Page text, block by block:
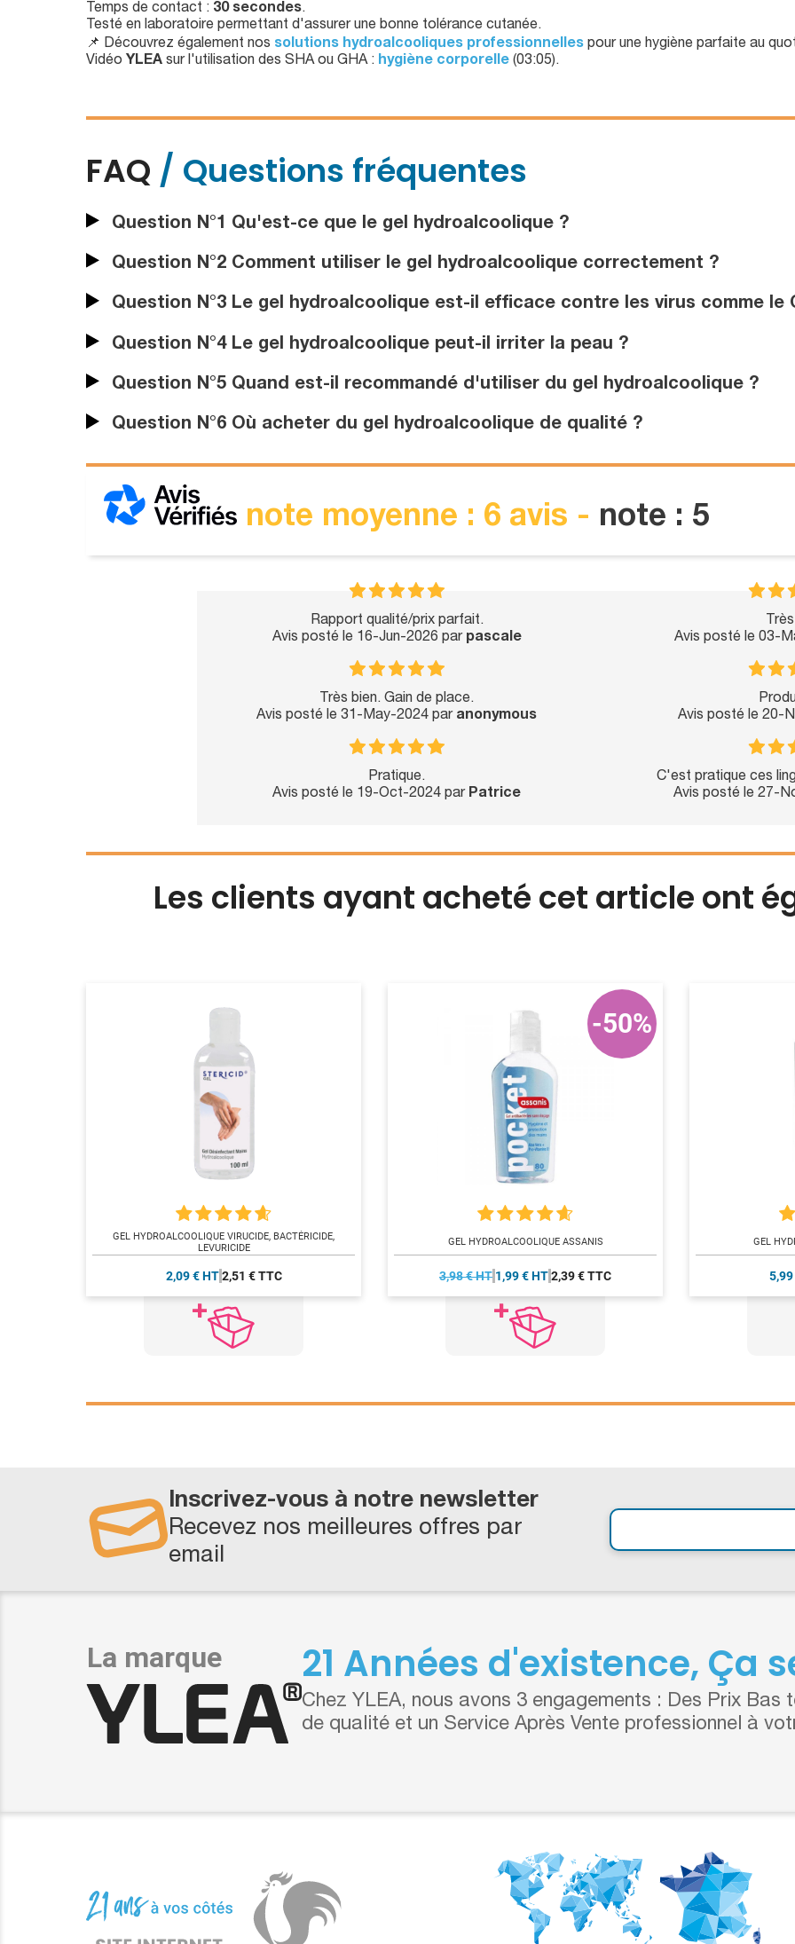
Temps de contact : 30 secondes.
Testé en laboratoire permettant d'assurer une bonne tolérance cutanée.
📌 Découvrez également nos solutions hydroalcooliques professionnelles pour une hygiène parfaite au
Vidéo YLEA sur l'utilisation des SHA ou GHA : hygiène corporelle (03:05).
FAQ / Questions fréquentes
Question N°1 Qu'est-ce que le gel hydroalcoolique ?
Question N°2 Comment utiliser le gel hydroalcoolique correctement ?
Question N°3 Le gel hydroalcoolique est-il efficace contre les virus comme le
Question N°4 Le gel hydroalcoolique peut-il irriter la peau ?
Question N°5 Quand est-il recommandé d'utiliser du gel hydroalcoolique ?
Question N°6 Où acheter du gel hydroalcoolique de qualité ?
note moyenne : 6 avis - note : 5
Rapport qualité/prix parfait.
Avis posté le 16-Jun-2026 par pascale
Avis posté le 03-
Très bien. Gain de place.
Avis posté le 31-May-2024 par anonymous
Avis posté le 20-
Pratique.
Avis posté le 19-Oct-2024 par Patrice
C'est pratique ces
Avis posté le 27-
Les clients ayant acheté cet article ont
GEL HYDROALCOOLIQUE VIRUCIDE, BACTÉRICIDE,
LEVURICIDE
2,09 € HT 2,51 € TTC
GEL HYDROALCOOLIQUE ASSANIS
3,98 € HT 1,99 € HT2,39 € TTC
-50%
GEL
Inscrivez-vous à notre newsletter
Recevez nos meilleures offres par
email
21 Années d'existence, Ça
Chez YLEA, nous avons 3 engagements : Des Prix Bas
de qualité et un Service Après Vente professionnel à